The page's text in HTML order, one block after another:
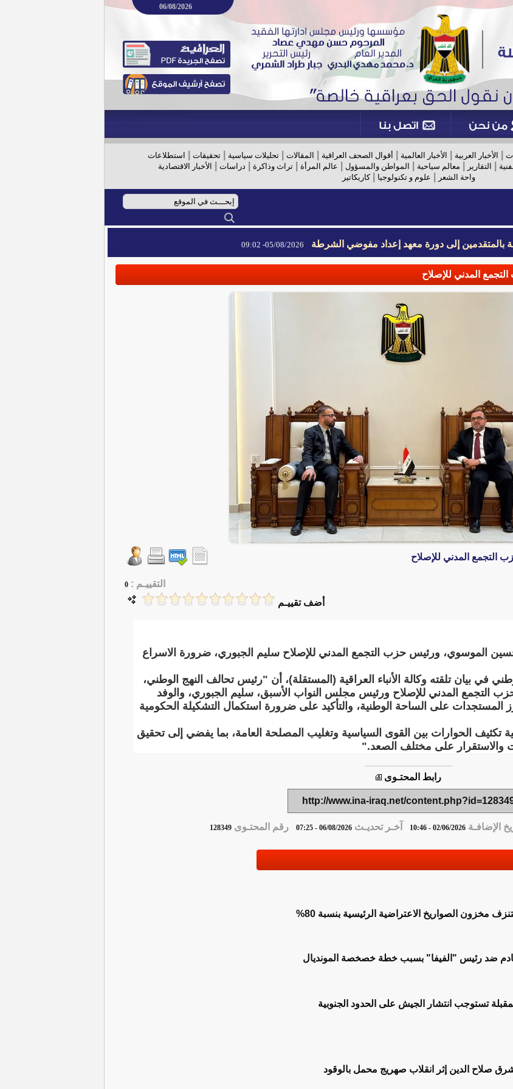
06/08/2026
الأخبار العربية الأخبار العالمية أقوال الصحف العراقية المقالات تحليلات سياسية تحقيقات
استطلاعات
التقارير معالم سياحية المواطن والمسؤول عالم المرأة |تراث وذاكرة دراسات
الأخبار الاقتصادية
واحة الشعر
علوم و تكنولوجيا |كاريكاتير
بالمتقدمين إلى دورة معهد إعداد مفوضي الشرطة 05/08/2026- 09:02
بالمتقدمين إلى دورة معهد إعداد مفوضي الشرطة 05/08/2026- 09:02
المدني للإصلاح
التجمع المدني للإصلاح
التقييـم : 0
أضف تقييـم
الموسوي، ورئيس حزب التجمع المدني للإصلاح سليم الجبوري، ضرورة الاسراع
في بيان تلقته وكالة الأنباء العراقية (المستقلة)، أن "رئيس تحالف النهج الوطني،
التجمع المدني للإصلاح ورئيس مجلس النواب الأسبق، سليم الجبوري، والوفد
المستجدات على الساحة الوطنية، والتأكيد على ضرورة استكمال التشكيلة الحكومية
الحوارات بين القوى السياسية وتغليب المصلحة العامة، بما يفضي إلى تحقيق
والاستقرار على مختلف الصعد."
رابط المحتـوى
http://www.ina-iraq.net/
الإضافـة02/06/2026 - 10:46 آخـر تحديـث06/08/2026 - 07:25 رقم المحتـوى128349
مخزون الصواريخ الاعتراضية الرئيسية بنسبة 80%
صادم ضد رئيس "الفيفا" بسبب خطة خصخصة المونديال
تستوجب انتشار الجيش على الحدود الجنوبية
صلاح الدين إثر انقلاب صهريج محمل بالوقود